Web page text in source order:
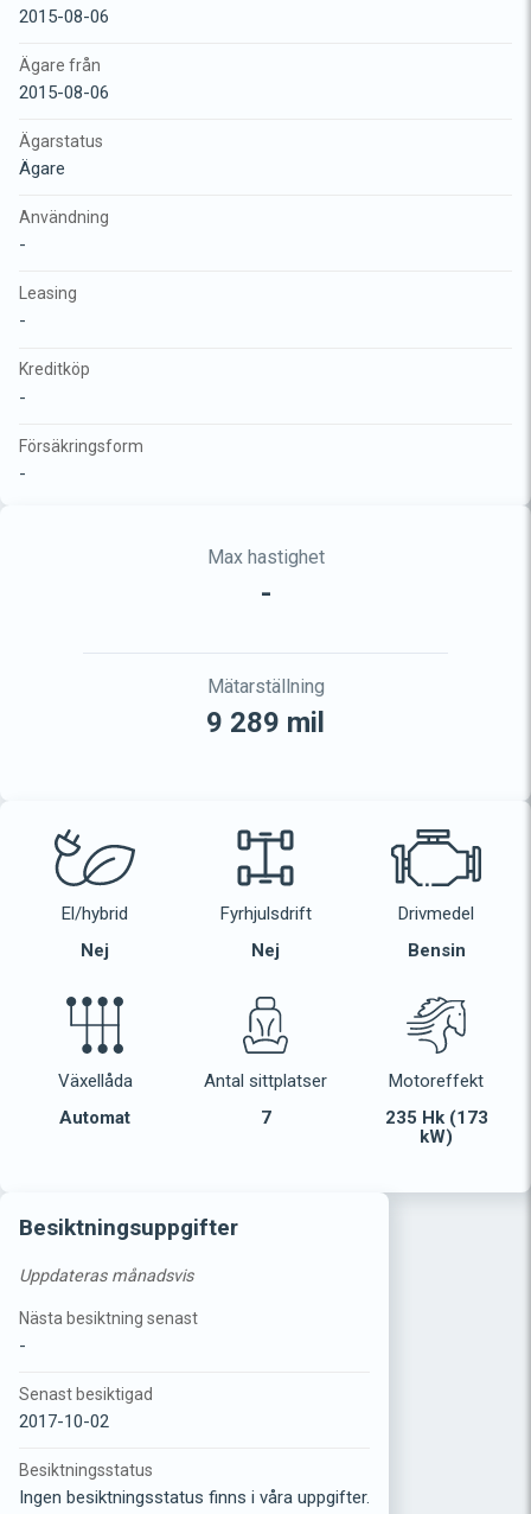
2015-08-06
Ägare från
2015-08-06
Ägarstatus
Ägare
Användning
-
Leasing
-
Kreditköp
-
Försäkringsform
-
Max hastighet
-
Mätarställning
9 289 mil
El/hybrid
Nej
Fyrhjulsdrift
Nej
Drivmedel
Bensin
Växellåda
Automat
Antal sittplatser
7
Motoreffekt
235 Hk (173
kW)
Besiktningsuppgifter
Uppdateras månadsvis
Nästa besiktning senast
-
Senast besiktigad
2017-10-02
Besiktningsstatus
Ingen besiktningsstatus finns i våra uppgifter.